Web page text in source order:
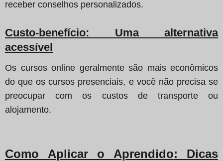
receber conselhos personalizados.
Custo-benefício: Uma alternativa
acessível
Os cursos online geralmente são mais econômicos
do que os cursos presenciais, e você não precisa se
preocupar com os custos de transporte ou
alojamento.
Como Aplicar o Aprendido: Dicas